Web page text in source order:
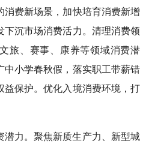
消费新场景，加快培育消费新增
下沉市场消费活力。清理消费领
旅、赛事、康养等领域消费潜
中小学春秋假，落实职工带薪错
益保护。优化入境消费环境，打
潜力。聚焦新质生产力、新型城